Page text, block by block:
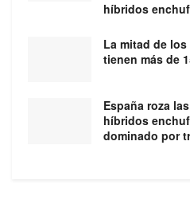
híbridos
La mitad de
tienen más de
España roza
híbridos
dominado por